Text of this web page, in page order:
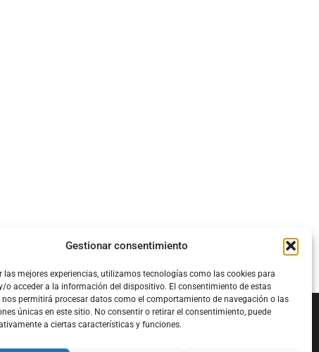
Gestionar consentimiento
las mejores experiencias, utilizamos tecnologías como las cookies para
o acceder a la información del dispositivo. El consentimiento de estas
permitirá procesar datos como el comportamiento de navegación o las
únicas en este sitio. No consentir o retirar el consentimiento, puede
a ciertas características y funciones.